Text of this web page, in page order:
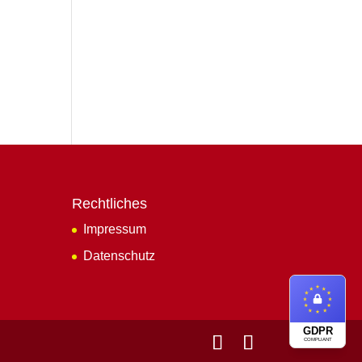
Rechtliches
Impressum
Datenschutz
GDPR
COMPLIANT